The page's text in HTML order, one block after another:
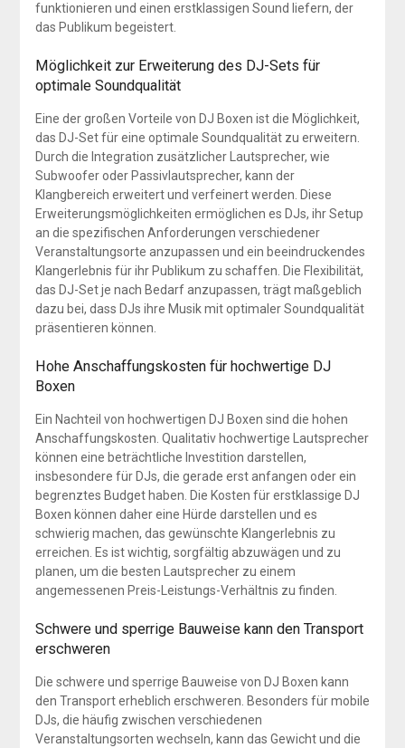
funktionieren und einen erstklassigen Sound liefern, der
das Publikum begeistert.
Möglichkeit zur Erweiterung des DJ-Sets für
optimale Soundqualität
Eine der großen Vorteile von DJ Boxen ist die Möglichkeit,
das DJ-Set für eine optimale Soundqualität zu erweitern.
Durch die Integration zusätzlicher Lautsprecher, wie
Subwoofer oder Passivlautsprecher, kann der
Klangbereich erweitert und verfeinert werden. Diese
Erweiterungsmöglichkeiten ermöglichen es DJs, ihr Setup
an die spezifischen Anforderungen verschiedener
Veranstaltungsorte anzupassen und ein beeindruckendes
Klangerlebnis für ihr Publikum zu schaffen. Die Flexibilität,
das DJ-Set je nach Bedarf anzupassen, trägt maßgeblich
dazu bei, dass DJs ihre Musik mit optimaler Soundqualität
präsentieren können.
Hohe Anschaffungskosten für hochwertige DJ
Boxen
Ein Nachteil von hochwertigen DJ Boxen sind die hohen
Anschaffungskosten. Qualitativ hochwertige Lautsprecher
können eine beträchtliche Investition darstellen,
insbesondere für DJs, die gerade erst anfangen oder ein
begrenztes Budget haben. Die Kosten für erstklassige DJ
Boxen können daher eine Hürde darstellen und es
schwierig machen, das gewünschte Klangerlebnis zu
erreichen. Es ist wichtig, sorgfältig abzuwägen und zu
planen, um die besten Lautsprecher zu einem
angemessenen Preis-Leistungs-Verhältnis zu finden.
Schwere und sperrige Bauweise kann den Transport
erschweren
Die schwere und sperrige Bauweise von DJ Boxen kann
den Transport erheblich erschweren. Besonders für mobile
DJs, die häufig zwischen verschiedenen
Veranstaltungsorten wechseln, kann das Gewicht und die